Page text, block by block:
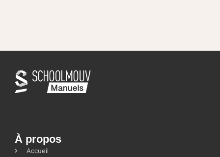
À propos
Accueil